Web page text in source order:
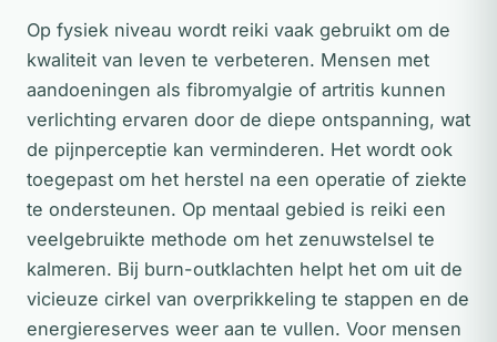
Op fysiek niveau wordt reiki vaak gebruikt om de
kwaliteit van leven te verbeteren. Mensen met
aandoeningen als fibromyalgie of artritis kunnen
verlichting ervaren door de diepe ontspanning, wat
de pijnperceptie kan verminderen. Het wordt ook
toegepast om het herstel na een operatie of ziekte
te ondersteunen. Op mentaal gebied is reiki een
veelgebruikte methode om het zenuwstelsel te
kalmeren. Bij burn-outklachten helpt het om uit de
vicieuze cirkel van overprikkeling te stappen en de
energiereserves weer aan te vullen. Voor mensen